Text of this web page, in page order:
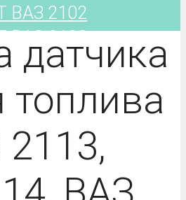
2102
2103
2104
2106
2107
2108
2109
датчика
топлива